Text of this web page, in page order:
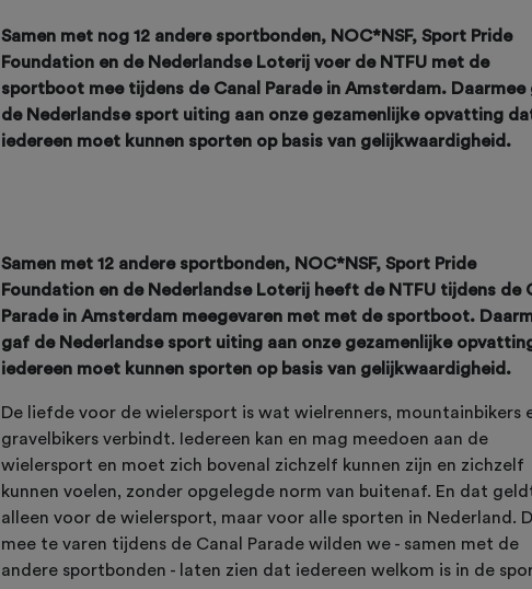
Samen met nog 12 andere sportbonden, NOC*NSF, Sport Pride
Foundation en de Nederlandse Loterij voer de NTFU met de
sportboot mee tijdens de Canal Parade in Amsterdam. Daarmee
de Nederlandse sport uiting aan onze gezamenlijke opvatting
iedereen moet kunnen sporten op basis van gelijkwaardigheid.
Samen met 12 andere sportbonden, NOC*NSF, Sport Pride
Foundation en de Nederlandse Loterij heeft de NTFU tijdens de
Parade in Amsterdam meegevaren met met de sportboot.
gaf de Nederlandse sport uiting aan onze gezamenlijke
iedereen moet kunnen sporten op basis van gelijkwaardigheid.
De liefde voor de wielersport is wat wielrenners, mountainbikers
gravelbikers verbindt. Iedereen kan en mag meedoen aan de
wielersport en moet zich bovenal zichzelf kunnen zijn en zichzelf
kunnen voelen, zonder opgelegde norm van buitenaf. En dat
alleen voor de wielersport, maar voor alle sporten in Nederland.
mee te varen tijdens de Canal Parade wilden we - samen met de
andere sportbonden - laten zien dat iedereen welkom is in de